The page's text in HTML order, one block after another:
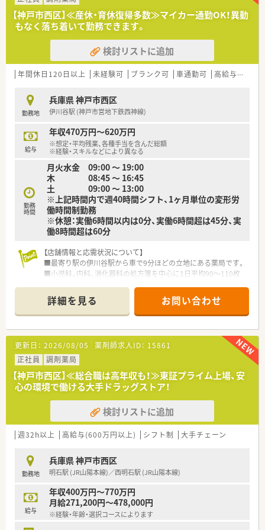
■調剤併設型だけでなく「医療モール・クリニック併設店舗」「敷
地内薬局」「訪問調剤特化型店舗」など様々な店舗を運営してい
ます
■在宅医療にも積極的取り組んでおり「訪問調剤特化型店舗」を
50店舗以上、無菌調剤室は業界最多の51店舗設置しています
■「プラチナくるみん認定企業」「健康経営優良法人2023（大規模
法人部門）認定」等を取得し一人ひとりが働きやすい環境が整備
■充実した研修制度、人事制度、評価制度、キャリア支援制度等
があるのも特徴です
【神戸市西区】≪産休・育休復帰多数≫マイカー通勤OK！異動
もなく落ち着いて勤務できます。
検討リストに追加
年間休日120日以上 未経験可 ブランク可 車通勤可 高給与(600万円以上)
勤務地
兵庫県 神戸市西区
伊川谷駅 (神戸市営地下鉄西神線)
給与
年収470万円～620万円
※想定・平均残業、各種手当を含んだ総額
※経験・スキルなどにより異なる
勤務
時間
月火水金 09:00 ～ 19:00
木 08:45 ～ 16:45
土 09:00 ～ 13:00
※上記時間内で週40時間シフト、1ヶ月単位の変形労
働時間制勤務
※休憩：実働6時間以内は0分、実働6時間超は45分、実
働8時間超は60分
【店舗情報と応需状況について】
■最寄り駅の伊川谷駅から車で9分ほどの立地にある薬局です。
■小児科、内科、消化器科の処方箋を中心に1日平均90～110枚
■薬剤師は3～4名体制で、落ち着いて患者様対応ができる環境
が整っています。
【法人特徴について】
■兵庫県下に34店舗を展開し、多くが三宮から60分圏内の地域
密着型薬局です。
■「患者様に喜んでもらいたい」という理念のもと、患者様目線
を大切にしています。
■無借金経営を続けており、安心して長く就業できる安定した経
営基盤があります。
【職場環境と雰囲気】
■処方箋枚数に対して薬剤師を手厚く配置し、一人ひとりに向き
合える環境です。
ス良く配置されています。
■数字だけでなく日々のプロセスも評価する、アットホームで温
かい社風が特徴です。
【こんな方が活躍中】
■産休・育休からの復帰率が100％で、多くのママさん薬剤師が
活躍されています。
詳細を見る お問い合わせ
更新日： 2026/08/05 薬剤師求人ID： 15861
正社員
調剤薬局
【神戸市西区】≪総合職は高年収も！≫東証プライム上場、安
心の環境で働ける大手ドラッグストア！
検討リストに追加
週32h以上 高給与(600万円以上) シフト制 大手チェーン
勤務地
兵庫県 神戸市西区
明石駅 (JR山陽本線)／西明石駅 (JR山陽本線)
給与
年収400万円～770万円
月給271,200円～478,000円
※経験・年齢・選択コースによります